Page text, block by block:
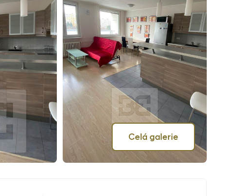
Celá galerie